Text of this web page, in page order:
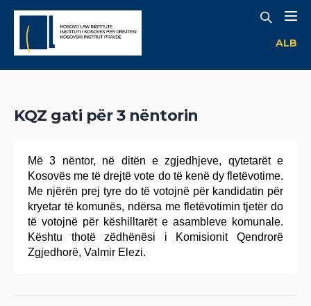
ALB
KQZ gati për 3 nëntorin
Më 3 nëntor, në ditën e zgjedhjeve, qytetarët e
Kosovës me të drejtë vote do të kenë dy fletëvotime.
Me njërën prej tyre do të votojnë për kandidatin për
kryetar të komunës, ndërsa me fletëvotimin tjetër do
të votojnë për këshilltarët e asambleve komunale.
Kështu thotë zëdhënësi i Komisionit Qendrorë
Zgjedhorë, Valmir Elezi.